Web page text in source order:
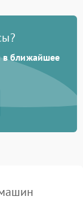
Подробнее →
в ближайшее